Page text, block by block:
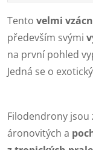
Tento velmi
především svými
na první pohled
Jedná se o
Filodendrony jsou
áronovitých a